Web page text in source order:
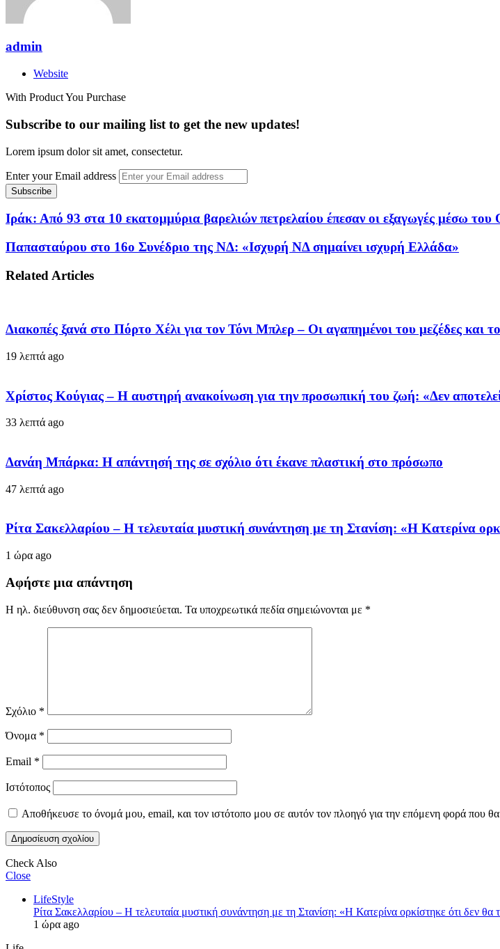
admin
Website
With Product You Purchase
Subscribe to our mailing list to get the new updates!
Lorem ipsum dolor sit amet, consectetur.
Enter your Email address
Ιράκ: Από 93 στα 10 εκατομμύρια βαρελιών πετρελαίου έπεσαν οι εξαγωγές μέσω του
Παπασταύρου στο 16ο Συνέδριο της ΝΔ: «Ισχυρή ΝΔ σημαίνει ισχυρή Ελλάδα»
Related Articles
Διακοπές ξανά στο Πόρτο Χέλι για τον Τόνι Μπλερ – Οι αγαπημένοι του μεζέδες και
19 λεπτά ago
Χρίστος Κούγιας – Η αυστηρή ανακοίνωση για την προσωπική του ζωή: «Δεν
33 λεπτά ago
Δανάη Μπάρκα: Η απάντησή της σε σχόλιο ότι έκανε πλαστική στο πρόσωπο
47 λεπτά ago
Ρίτα Σακελλαρίου – Η τελευταία μυστική συνάντηση με τη Στανίση: «Η Κατερίνα
1 ώρα ago
Αφήστε μια απάντηση
Η ηλ. διεύθυνση σας δεν δημοσιεύεται. Τα υποχρεωτικά πεδία σημειώνονται με *
Σχόλιο *
Όνομα *
Email *
Ιστότοπος
Αποθήκευσε το όνομά μου, email, και τον ιστότοπο μου σε αυτόν τον πλοηγό για την επόμενη φορά που
Check Also
Close
LifeStyle
Ρίτα Σακελλαρίου – Η τελευταία μυστική συνάντηση με τη Στανίση: «Η Κατερίνα ορκίστηκε ότι δεν θα
1 ώρα ago